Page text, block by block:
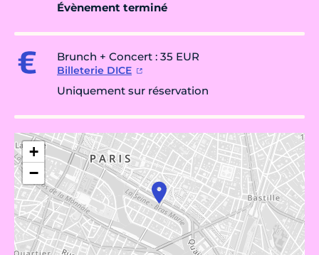
Évènement terminé
Brunch + Concert : 35 EUR
Billeterie DICE
Uniquement sur réservation
+
−